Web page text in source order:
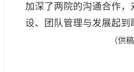
加深了两院的沟通合作，
设、团队管理与发展起到
（供